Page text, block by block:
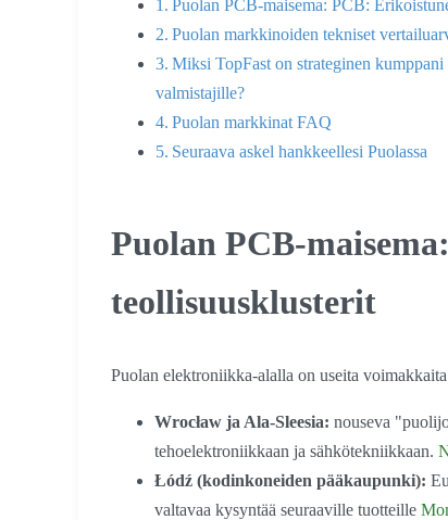
Puolan PCB-maisema: PCB:
Puolan markkinoiden tekniset
Miksi TopFast on strateginen
valmistajille?
Puolan markkinat FAQ
Seuraava askel hankkeellesi Puolassa
Puolan PCB-
teollisuusklusterit
Puolan elektroniikka-alalla on useita
Wrocław ja Ala-Sleesia: nouseva
tehoelektroniikkaan ja sähkötekniikkaan.
Łódź (kodinkoneiden pääkaupunki):
valtavaa kysyntää seuraaville tuotteille